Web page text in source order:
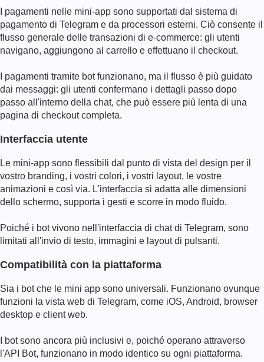
I pagamenti nelle mini-app sono supportati dal sistema di
pagamento di Telegram e da processori esterni. Ciò consente il
flusso generale delle transazioni di e-commerce: gli utenti
navigano, aggiungono al carrello e effettuano il checkout.
I pagamenti tramite bot funzionano, ma il flusso è più guidato
dai messaggi: gli utenti confermano i dettagli passo dopo
passo all'interno della chat, che può essere più lenta di una
pagina di checkout completa.
Interfaccia utente
Le mini-app sono flessibili dal punto di vista del design per il
vostro branding, i vostri colori, i vostri layout, le vostre
animazioni e così via. L'interfaccia si adatta alle dimensioni
dello schermo, supporta i gesti e scorre in modo fluido.
Poiché i bot vivono nell'interfaccia di chat di Telegram, sono
limitati all'invio di testo, immagini e layout di pulsanti.
Compatibilità con la piattaforma
Sia i bot che le mini app sono universali. Funzionano ovunque
funzioni la vista web di Telegram, come iOS, Android, browser
desktop e client web.
I bot sono ancora più inclusivi e, poiché operano attraverso
l'API Bot, funzionano in modo identico su ogni piattaforma.